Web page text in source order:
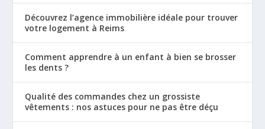
Découvrez l’agence immobilière idéale pour trouver
votre logement à Reims
Comment apprendre à un enfant à bien se brosser
les dents ?
Qualité des commandes chez un grossiste
vêtements : nos astuces pour ne pas être déçu